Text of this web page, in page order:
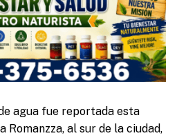
agua fue reportada esta
Romanzza, al sur de la ciudad,